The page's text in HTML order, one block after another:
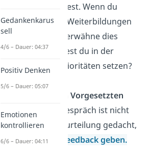
erreichen möchtest. Wenn du
dafür Fort- oder Weiterbildungen
benötigst, dann erwähne dies
auch. Wo möchtest du in der
Zukunft deine Prioritäten setzen?
Feedback an den Vorgesetzten
Ein Mitarbeitergespräch ist nicht
nur für deine Beurteilung gedacht,
auch du darfst
Feedback geben.
Gedankenkarus
sell
4/6 – Dauer: 04:37
Positiv Denken
5/6 – Dauer: 05:07
Emotionen
kontrollieren
6/6 – Dauer: 04:11